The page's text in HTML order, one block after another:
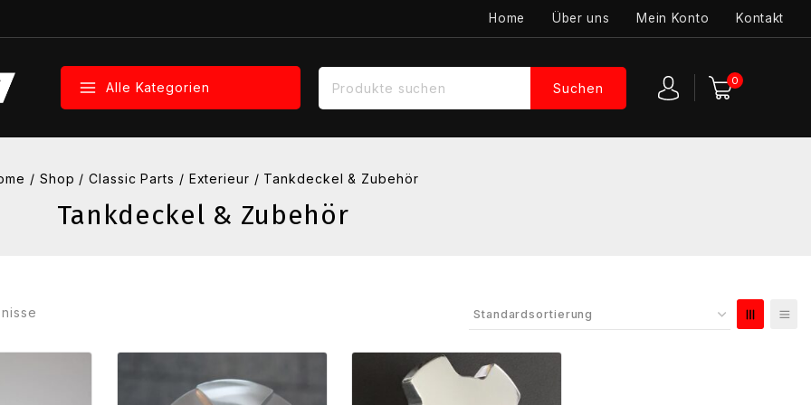
Home Über uns Mein Konto Kontakt
Alle Kategorien Suchen 0
/ Shop / Classic Parts / Exterieur / Tankdeckel & Zubehör
Tankdeckel & Zubehör